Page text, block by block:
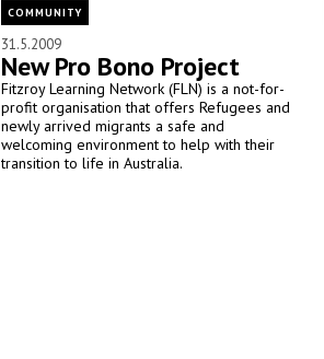
COMMUNITY
31.5.2009
New Pro Bono Project
Fitzroy Learning Network (FLN) is a not-for-
profit organisation that offers Refugees and
newly arrived migrants a safe and
welcoming environment to help with their
transition to life in Australia.